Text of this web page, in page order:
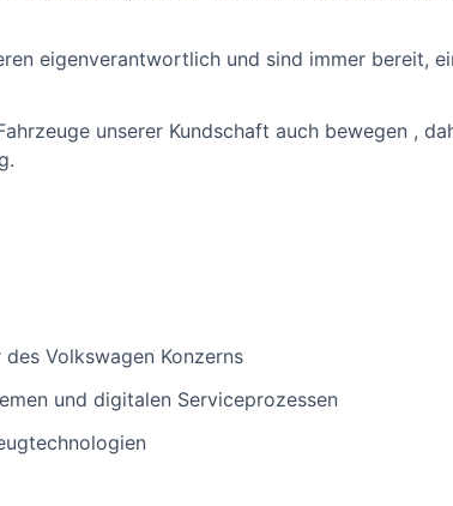
eigenverantwortlich und sind immer bereit,
unserer Kundschaft auch bewegen ,
Volkswagen Konzerns
und digitalen Serviceprozessen